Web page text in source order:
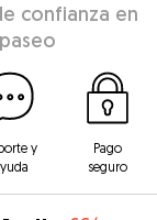
confianza en
y
Pago
seguro